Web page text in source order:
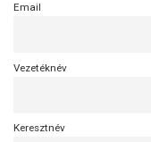
Email
Vezetéknév
Keresztnév